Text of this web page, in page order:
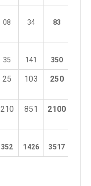
08 34 83
35 141 350
25 103 250
210 851 2100
352 1426 3517